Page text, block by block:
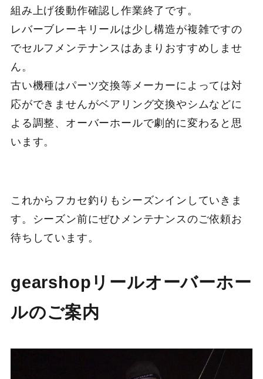
組み上げ後動作確認し作業終了です。
レバーブレーキリールは少し構造が複雑ですの
でセルフメンテナンスはあまりおすすめしませ
ん。
古い機種はパーツ交換等メーカーによっては対
応ができませんがベアリング交換やシムなどに
よる調整、オーバーホールで劇的に変わると思
います。
これからフカセ釣りもシーズンインしていきま
す。シーズン前にぜひメンテナンスのご依頼お
待ちしています。
gearshopリールオーバーホー
ルのご案内